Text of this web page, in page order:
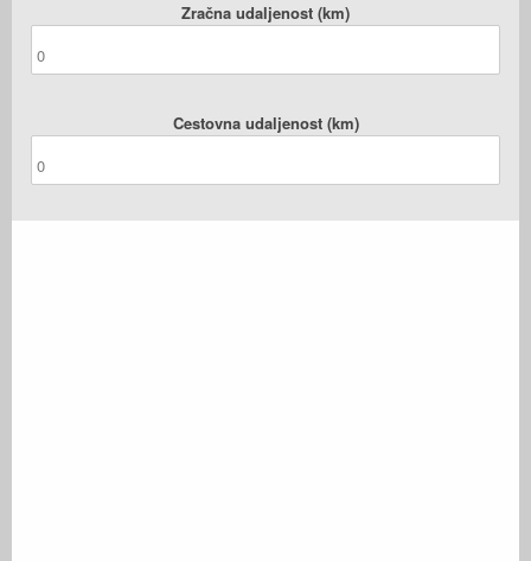
Zračna udaljenost (km)
Cestovna udaljenost (km)